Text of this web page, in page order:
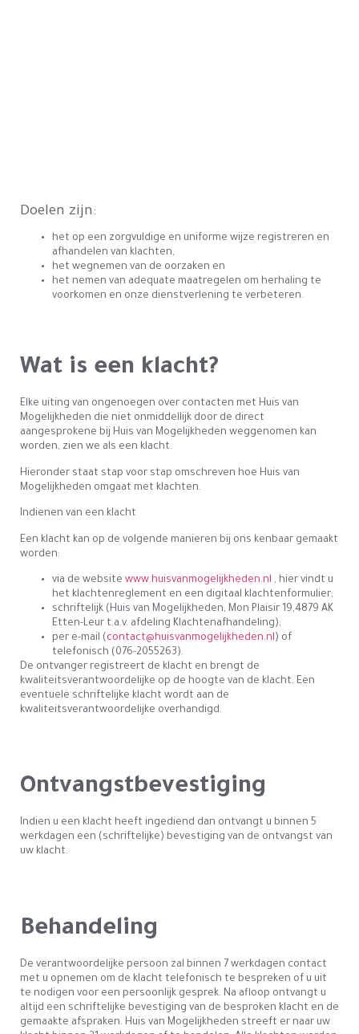
Doelen zijn:
het op een zorgvuldige en uniforme wijze registreren en
afhandelen van klachten,
het wegnemen van de oorzaken en
het nemen van adequate maatregelen om herhaling te
voorkomen en onze dienstverlening te verbeteren.
Wat is een klacht?
Elke uiting van ongenoegen over contacten met Huis van
Mogelijkheden die niet onmiddellijk door de direct
aangesprokene bij Huis van Mogelijkheden weggenomen kan
worden, zien we als een klacht.
Hieronder staat stap voor stap omschreven hoe Huis van
Mogelijkheden omgaat met klachten.
Indienen van een klacht
Een klacht kan op de volgende manieren bij ons kenbaar gemaakt
worden:
via de website www.huisvanmogelijkheden.nl , hier vindt u
het klachtenreglement en een digitaal klachtenformulier;
schriftelijk (Huis van Mogelijkheden, Mon Plaisir 19,4879 AK
Etten-Leur t.a.v. afdeling Klachtenafhandeling);
per e-mail (contact@huisvanmogelijkheden.nl) of
telefonisch (076-2055263).
De ontvanger registreert de klacht en brengt de
kwaliteitsverantwoordelijke op de hoogte van de klacht. Een
eventuele schriftelijke klacht wordt aan de
kwaliteitsverantwoordelijke overhandigd.
Ontvangstbevestiging
Indien u een klacht heeft ingediend dan ontvangt u binnen 5
werkdagen een (schriftelijke) bevestiging van de ontvangst van
uw klacht.
Behandeling
De verantwoordelijke persoon zal binnen 7 werkdagen contact
met u opnemen om de klacht telefonisch te bespreken of u uit
te nodigen voor een persoonlijk gesprek. Na afloop ontvangt u
altijd een schriftelijke bevestiging van de besproken klacht en de
gemaakte afspraken. Huis van Mogelijkheden streeft er naar uw